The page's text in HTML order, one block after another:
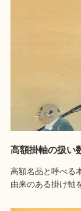
高額掛軸の扱い
高額名品と呼べる
由来のある掛け軸